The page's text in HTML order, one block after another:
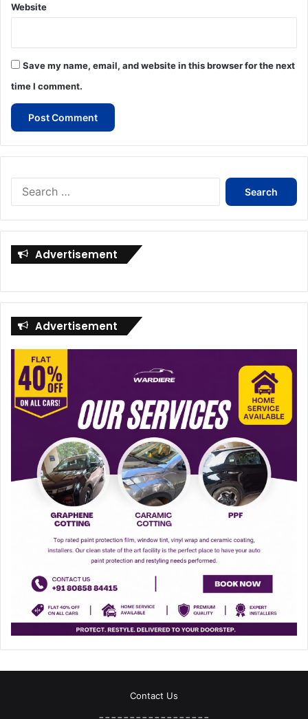
Website
Save my name, email, and website in this browser for the next
time I comment.
Search
Advertisement
Advertisement
Contact Us